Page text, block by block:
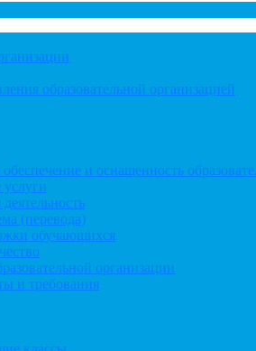
образовательной организацией
и оснащенность
(перевода)
обучающихся
организации
и требования